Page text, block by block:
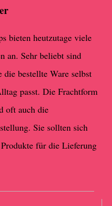
bieten heutzutage viele
an. Sehr beliebt sind
bestellte Ware selbst
passt. Die Frachtform
oft auch die
Sie sollten sich
für die Lieferung